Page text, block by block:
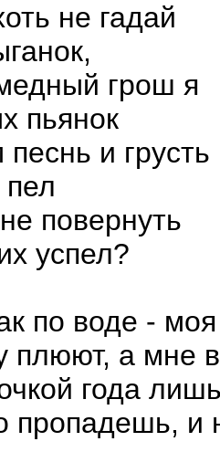
не гадай
грош я
пьянок
и грусть
повернуть
успел?
по воде -
плюют, а мне
года
пропадешь, и